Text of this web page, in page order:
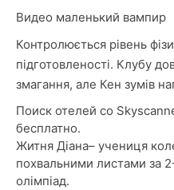
Видео маленький вампир
Контролюється рівень
підготовленості. Клубу
змагання, але Кен зумів
Поиск отелей со
бесплатно.
Житня Діана– учениця
похвальними листами за
олімпіад.